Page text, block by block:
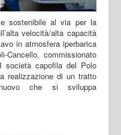
sostenibile al via per la
velocità/alta capacità
in atmosfera iperbarica
Cancello, commissionato
società capofila del Polo
realizzazione di un tratto
che si sviluppa